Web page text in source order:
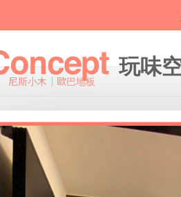
尼斯小木｜歐巴地板